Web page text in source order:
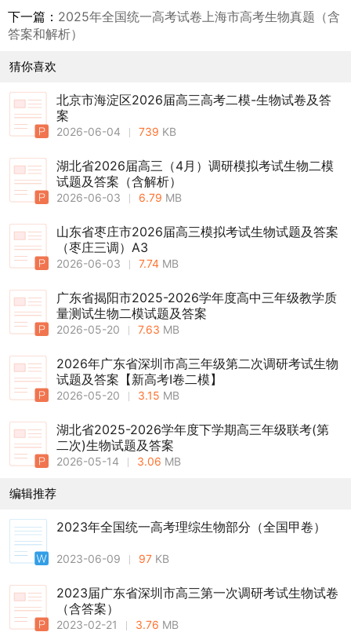
下一篇： 2025年全国统一高考试卷上海市高考生物真题（含
答案和解析）
猜你喜欢
北京市海淀区2026届高三高考二模-生物试卷及答
案
2026-06-04 739 KB
湖北省2026届高三（4月）调研模拟考试生物二模
试题及答案（含解析）
2026-06-03 6.79 MB
山东省枣庄市2026届高三模拟考试生物试题及答案
（枣庄三调）A3
2026-06-03 7.74 MB
广东省揭阳市2025-2026学年度高中三年级教学质
量测试生物二模试题及答案
2026-05-20 7.63 MB
2026年广东省深圳市高三年级第二次调研考试生物
试题及答案【新高考Ⅰ卷二模】
2026-05-20 3.15 MB
湖北省2025-2026学年度下学期高三年级联考(第
二次)生物试题及答案
2026-05-14 3.06 MB
编辑推荐
2023年全国统一高考理综生物部分（全国甲卷）
2023-06-09 97 KB
2023届广东省深圳市高三第一次调研考试生物试卷
（含答案）
2023-02-21 3.76 MB